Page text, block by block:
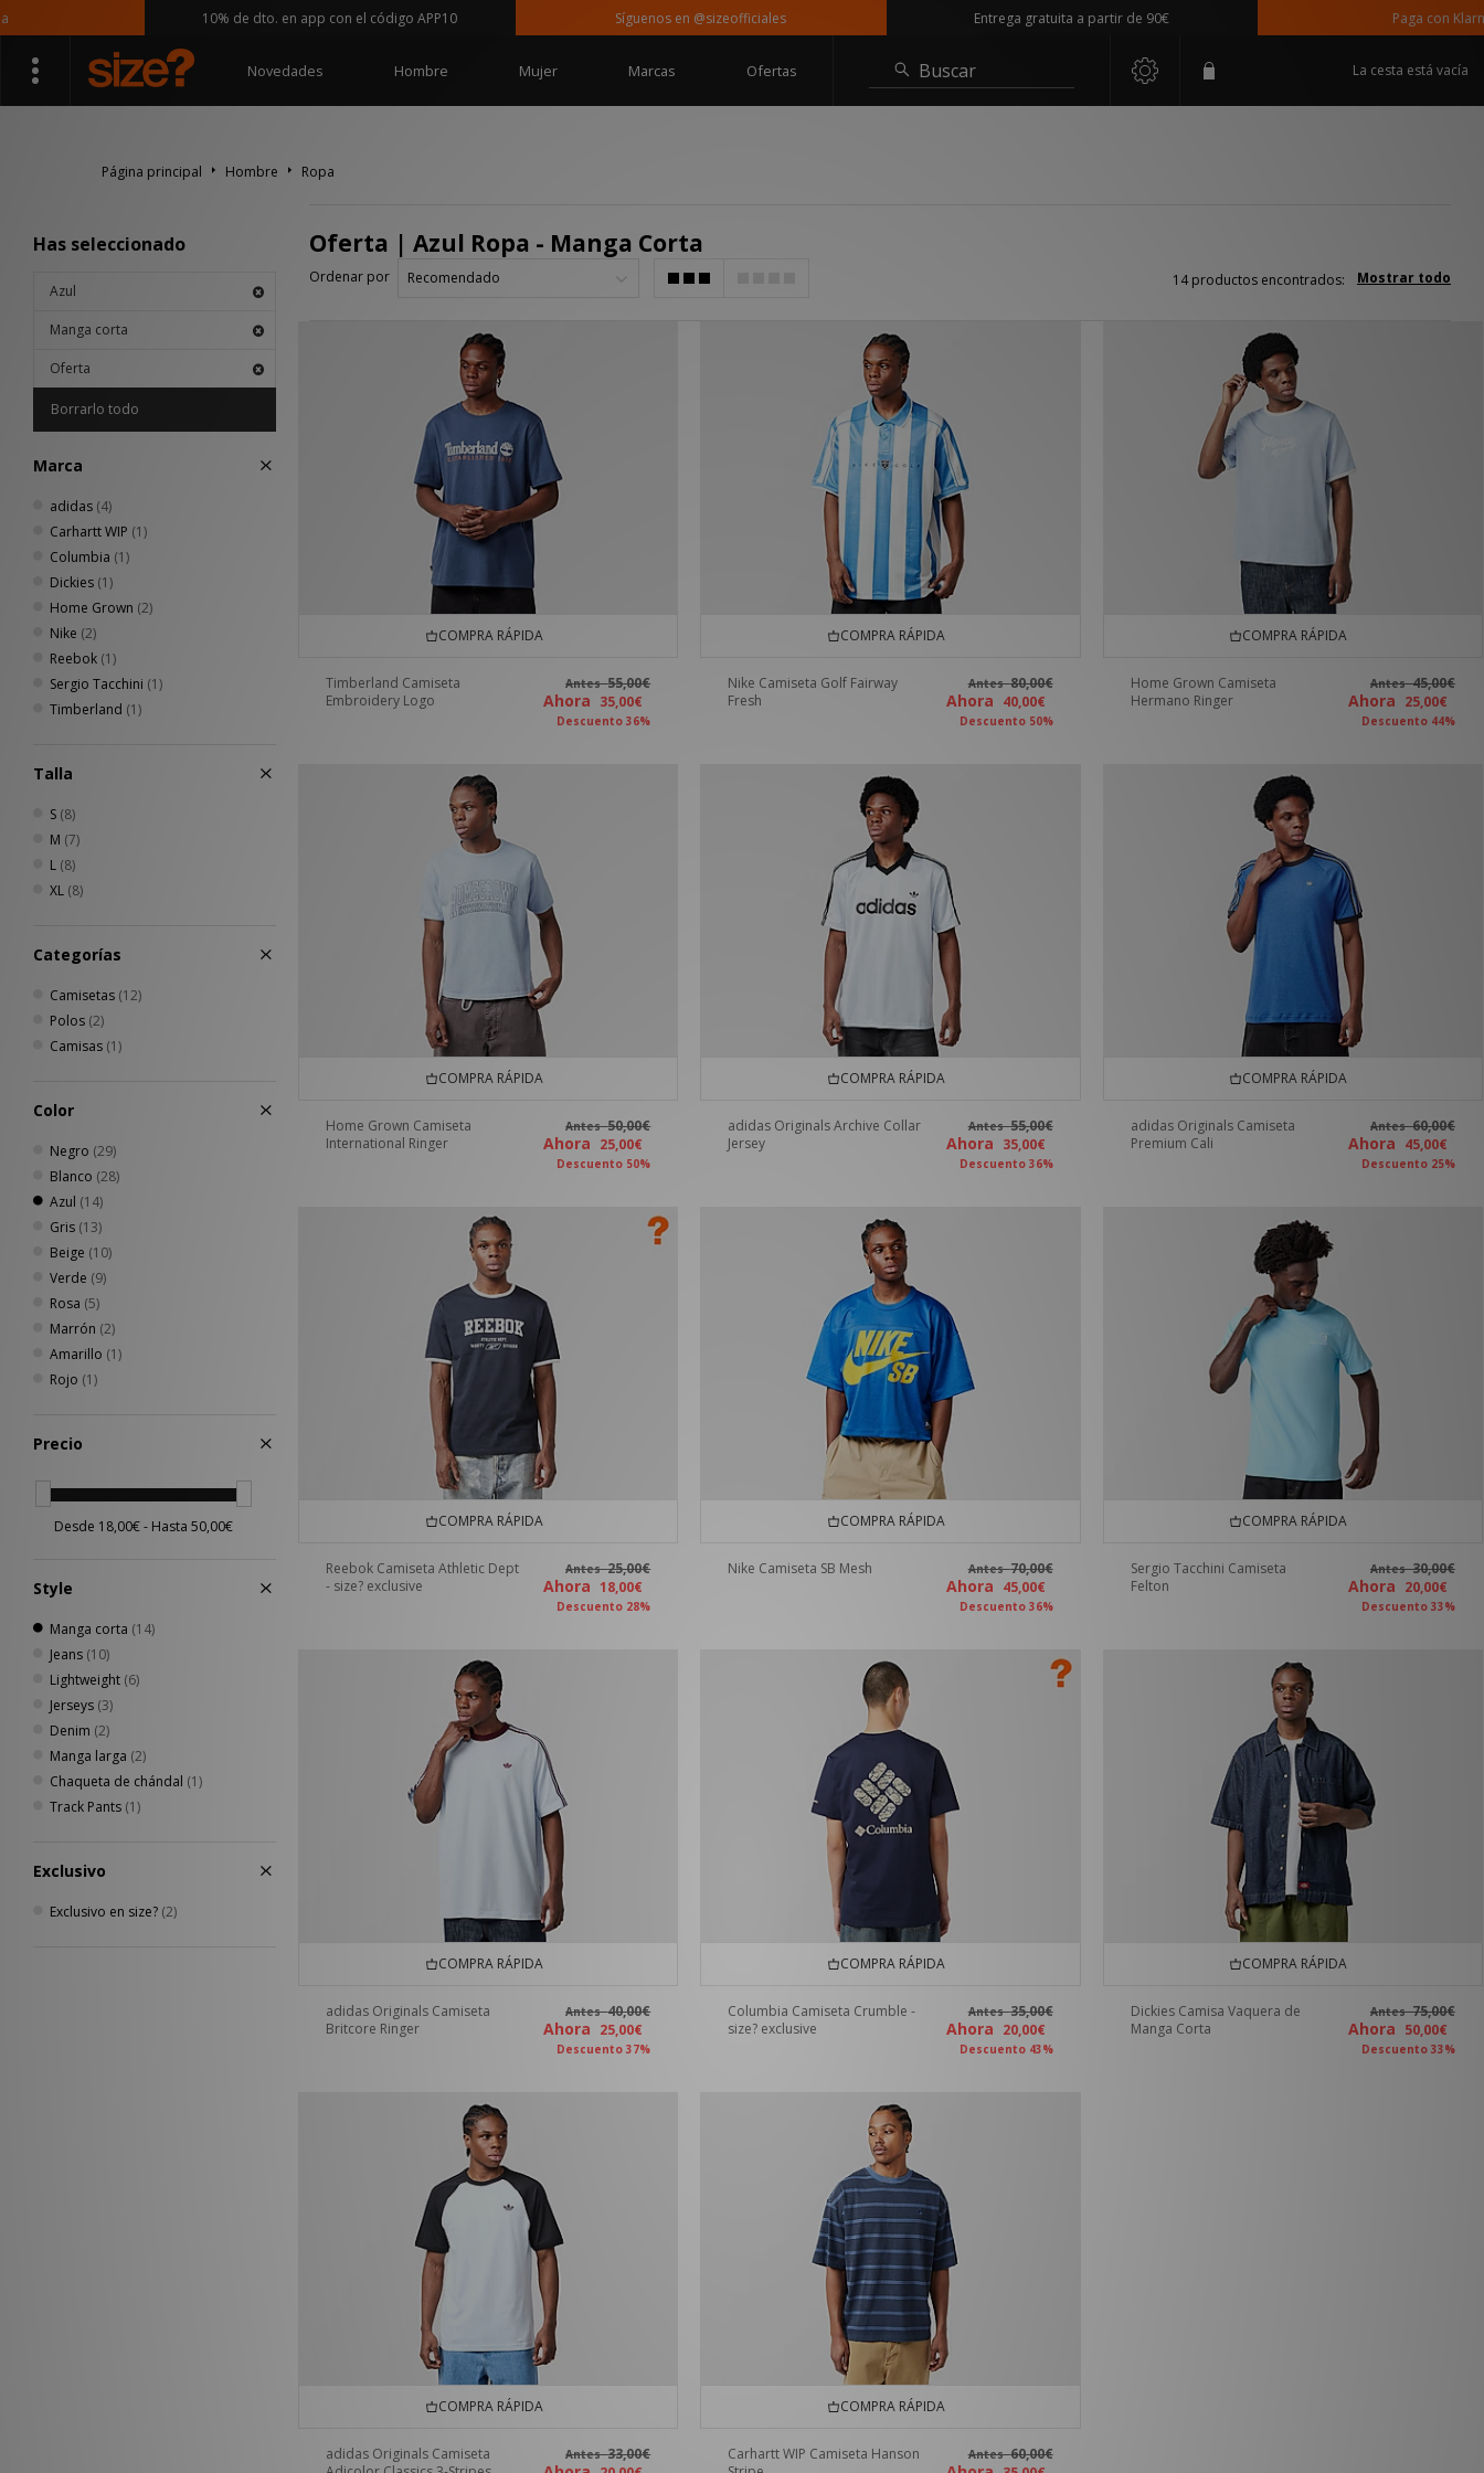
10% de dto. en app con el código APP10 Síguenos en @sizeofficiales Entrega gratuita a partir de 90€ Paga con Klarna
Novedades Hombre Mujer Marcas Ofertas Buscar La cesta está vacía
Página principal Hombre Ropa
Has seleccionado
Azul
Manga corta
Oferta
Borrarlo todo
Marca
adidas (4)
Carhartt WIP (1)
Columbia (1)
Dickies (1)
Home Grown (2)
Nike (2)
Reebok (1)
Sergio Tacchini (1)
Timberland (1)
Talla
S (8)
M (7)
L (8)
XL (8)
Categorías
Camisetas (12)
Polos (2)
Camisas (1)
Color
Negro (29)
Blanco (28)
Azul (14)
Gris (13)
Beige (10)
Verde (9)
Rosa (5)
Marrón (2)
Amarillo (1)
Rojo (1)
Precio
Style
Manga corta (14)
Jeans (10)
Lightweight (6)
Jerseys (3)
Denim (2)
Manga larga (2)
Chaqueta de chándal (1)
Track Pants (1)
Exclusivo
Exclusivo en size? (2)
Oferta | Azul Ropa - Manga Corta
Ordenar por Mostrar todo
14 productos encontrados:
COMPRA RÁPIDA
Timberland Camiseta
Embroidery Logo
Antes55,00€
Ahora 35,00€
Descuento 36%
COMPRA RÁPIDA
Nike Camiseta Golf Fairway
Fresh
Antes80,00€
Ahora 40,00€
Descuento 50%
COMPRA RÁPIDA
Home Grown Camiseta
Hermano Ringer
Antes45,00€
Ahora 25,00€
Descuento 44%
COMPRA RÁPIDA
Home Grown Camiseta
International Ringer
Antes50,00€
Ahora 25,00€
Descuento 50%
COMPRA RÁPIDA
adidas Originals Archive Collar
Jersey
Antes55,00€
Ahora 35,00€
Descuento 36%
COMPRA RÁPIDA
adidas Originals Camiseta
Premium Cali
Antes60,00€
Ahora 45,00€
Descuento 25%
COMPRA RÁPIDA
Reebok Camiseta Athletic Dept
- size? exclusive
Antes25,00€
Ahora18,00€
Descuento 28%
COMPRA RÁPIDA
Nike Camiseta SB Mesh Antes70,00€
Ahora 45,00€
Descuento 36%
COMPRA RÁPIDA
Sergio Tacchini Camiseta
Felton
Antes30,00€
Ahora 20,00€
Descuento 33%
COMPRA RÁPIDA
adidas Originals Camiseta
Britcore Ringer
Antes40,00€
Ahora 25,00€
Descuento 37%
COMPRA RÁPIDA
Columbia Camiseta Crumble -
size? exclusive
Antes35,00€
Ahora 20,00€
Descuento 43%
COMPRA RÁPIDA
Dickies Camisa Vaquera de
Manga Corta
Antes75,00€
Ahora 50,00€
Descuento 33%
COMPRA RÁPIDA
adidas Originals Camiseta
Antes33,00€
COMPRA RÁPIDA
Carhartt WIP Camiseta Hanson
Antes60,00€